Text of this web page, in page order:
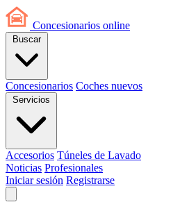
Concesionarios online
Buscar
Concesionarios Coches nuevos
Servicios
Accesorios Túneles de Lavado
Noticias Profesionales
Iniciar sesión Registrarse